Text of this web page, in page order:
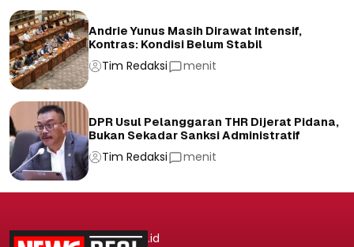
Andrie Yunus Masih Dirawat Intensif,
Kontras: Kondisi Belum Stabil
Tim Redaksi menit
DPR Usul Pelanggaran THR Dijerat Pidana,
Bukan Sekadar Sanksi Administratif
Tim Redaksi menit
.id